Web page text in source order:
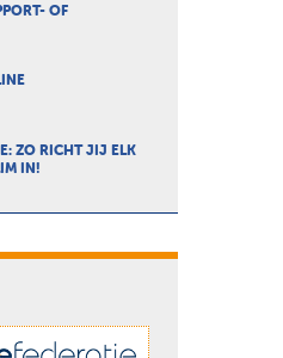
OF
ZO RICHT JIJ ELK
IN!